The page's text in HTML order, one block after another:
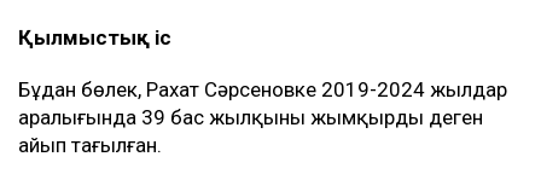
Қылмыстық іс
Бұдан бөлек, Рахат Сәрсеновке 2019-2024 жылдар
аралығында 39 бас жылқыны жымқырды деген
айып тағылған.